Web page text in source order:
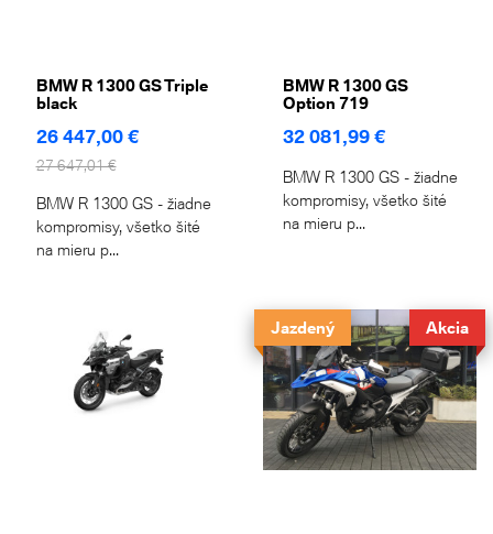
BMW R 1300 GS Triple
black
26 447,00 €
27 647,01 €
BMW R 1300 GS - žiadne
kompromisy, všetko šité
na mieru p...
BMW R 1300 GS
Option 719
32 081,99 €
BMW R 1300 GS - žiadne
kompromisy, všetko šité
na mieru p...
Akcia
Jazdený